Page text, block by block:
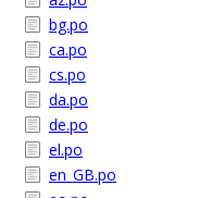
bg.po
ca.po
cs.po
da.po
de.po
el.po
en_GB.po